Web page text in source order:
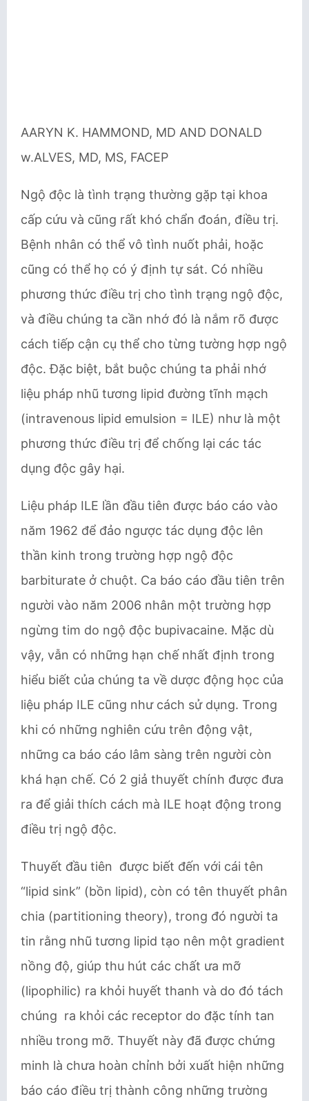
AARYN K. HAMMOND, MD AND DONALD
w.ALVES, MD, MS, FACEP
Ngộ độc là tình trạng thường gặp tại khoa
cấp cứu và cũng rất khó chẩn đoán, điều trị.
Bệnh nhân có thể vô tình nuốt phải, hoặc
cũng có thể họ có ý định tự sát. Có nhiều
phương thức điều trị cho tình trạng ngộ độc,
và điều chúng ta cần nhớ đó là nắm rõ được
cách tiếp cận cụ thể cho từng tường hợp ngộ
độc. Đặc biệt, bắt buộc chúng ta phải nhớ
liệu pháp nhũ tương lipid đường tĩnh mạch
(intravenous lipid emulsion = ILE) như là một
phương thức điều trị để chống lại các tác
dụng độc gây hại.
Liệu pháp ILE lần đầu tiên được báo cáo vào
năm 1962 để đảo ngược tác dụng độc lên
thần kinh trong trường hợp ngộ độc
barbiturate ở chuột. Ca báo cáo đầu tiên trên
người vào năm 2006 nhân một trường hợp
ngừng tim do ngộ độc bupivacaine. Mặc dù
vậy, vẫn có những hạn chế nhất định trong
hiểu biết của chúng ta về dược động học của
liệu pháp ILE cũng như cách sử dụng. Trong
khi có những nghiên cứu trên động vật,
những ca báo cáo lâm sàng trên người còn
khá hạn chế. Có 2 giả thuyết chính được đưa
ra để giải thích cách mà ILE hoạt động trong
điều trị ngộ độc.
Thuyết đầu tiên được biết đến với cái tên
“lipid sink” (bồn lipid), còn có tên thuyết phân
chia (partitioning theory), trong đó người ta
tin rằng nhũ tương lipid tạo nên một gradient
nồng độ, giúp thu hút các chất ưa mỡ
(lipophilic) ra khỏi huyết thanh và do đó tách
chúng ra khỏi các receptor do đặc tính tan
nhiều trong mỡ. Thuyết này đã được chứng
minh là chưa hoàn chỉnh bởi xuất hiện những
báo cáo điều trị thành công những trường